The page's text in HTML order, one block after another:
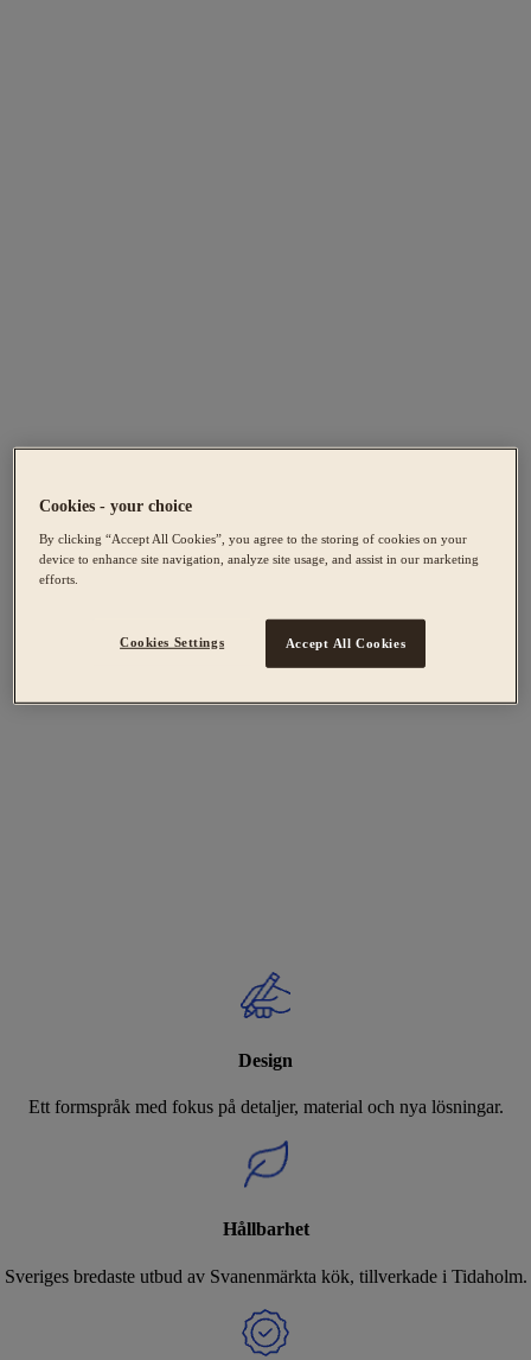
Design
Ett formspråk med fokus på detaljer, material och nya lösningar.
Hållbarhet
Sveriges bredaste utbud av Svanenmärkta kök, tillverkade i Tidaholm.
Cookies - your choice
By clicking “Accept All Cookies”, you agree to the storing of cookies on your
device to enhance site navigation, analyze site usage, and assist in our marketing
efforts.
Cookies Settings Accept All Cookies